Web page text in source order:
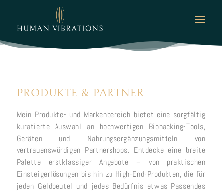
PRODUKTE & PARTNER
Mein Produkte- und Markenbereich bietet eine sorgfältig
kuratierte Auswahl an hochwertigen Biohacking-Tools,
Geräten und Nahrungsergänzungsmitteln von
vertrauenswürdigen Partnershops. Entdecke eine breite
Palette erstklassiger Angebote – von praktischen
Einsteigerlösungen bis hin zu High-End-Produkten, die für
jeden Geldbeutel und jedes Bedürfnis etwas Passendes